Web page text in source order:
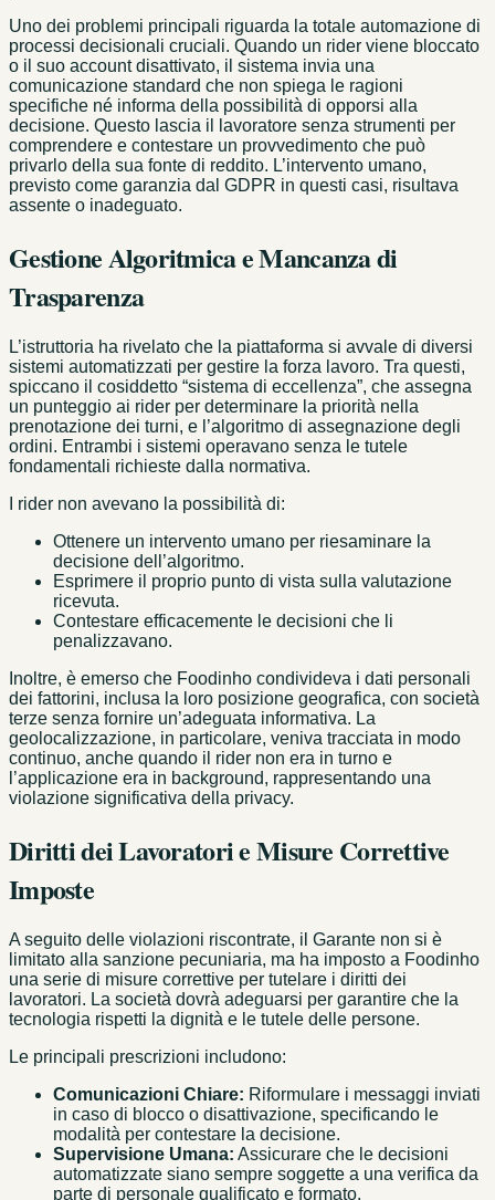
Uno dei problemi principali riguarda la totale automazione di
processi decisionali cruciali. Quando un rider viene bloccato
o il suo account disattivato, il sistema invia una
comunicazione standard che non spiega le ragioni
specifiche né informa della possibilità di opporsi alla
decisione. Questo lascia il lavoratore senza strumenti per
comprendere e contestare un provvedimento che può
privarlo della sua fonte di reddito. L’intervento umano,
previsto come garanzia dal GDPR in questi casi, risultava
assente o inadeguato.
Gestione Algoritmica e Mancanza di
Trasparenza
L’istruttoria ha rivelato che la piattaforma si avvale di diversi
sistemi automatizzati per gestire la forza lavoro. Tra questi,
spiccano il cosiddetto “sistema di eccellenza”, che assegna
un punteggio ai rider per determinare la priorità nella
prenotazione dei turni, e l’algoritmo di assegnazione degli
ordini. Entrambi i sistemi operavano senza le tutele
fondamentali richieste dalla normativa.
I rider non avevano la possibilità di:
Ottenere un intervento umano per riesaminare la
decisione dell’algoritmo.
Esprimere il proprio punto di vista sulla valutazione
ricevuta.
Contestare efficacemente le decisioni che li
penalizzavano.
Inoltre, è emerso che Foodinho condivideva i dati personali
dei fattorini, inclusa la loro posizione geografica, con società
terze senza fornire un’adeguata informativa. La
geolocalizzazione, in particolare, veniva tracciata in modo
continuo, anche quando il rider non era in turno e
l’applicazione era in background, rappresentando una
violazione significativa della privacy.
Diritti dei Lavoratori e Misure Correttive
Imposte
A seguito delle violazioni riscontrate, il Garante non si è
limitato alla sanzione pecuniaria, ma ha imposto a Foodinho
una serie di misure correttive per tutelare i diritti dei
lavoratori. La società dovrà adeguarsi per garantire che la
tecnologia rispetti la dignità e le tutele delle persone.
Le principali prescrizioni includono:
Comunicazioni Chiare: Riformulare i messaggi inviati
in caso di blocco o disattivazione, specificando le
modalità per contestare la decisione.
Supervisione Umana: Assicurare che le decisioni
automatizzate siano sempre soggette a una verifica da
parte di personale qualificato e formato.